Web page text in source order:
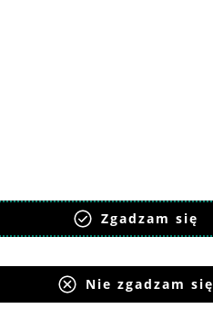
Zgadzam się
Nie zgadzam się